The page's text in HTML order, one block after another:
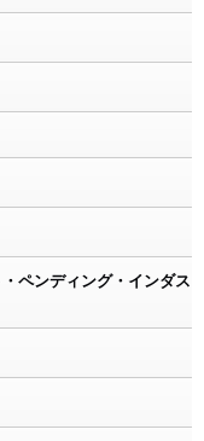
ペンディング・インダス